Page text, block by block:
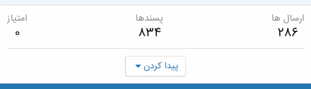
ارسال ها
286
پسندها
834
امتیاز
0
پیدا کردن